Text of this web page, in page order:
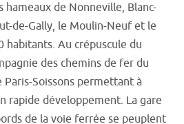
hameaux de Nonneville, Blanc-
de-Gally, le Moulin-Neuf et le
habitants. Au crépuscule du
des chemins de fer du
Soissons permettant à
rapide développement. La gare
de la voie ferrée se peuplent